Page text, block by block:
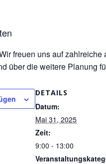
freuen uns auf
über die weitere Planung
DETAILS
Datum:
Mai 31, 2025
Zeit:
9:00 - 13:00